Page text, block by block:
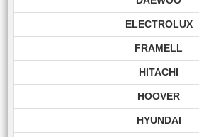
ELECTROLUX
FRAMELL
HITACHI
HOOVER
HYUNDAI